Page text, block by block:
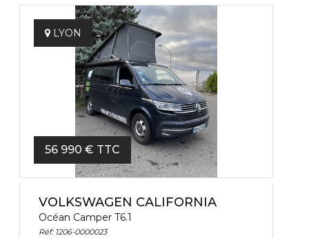
LYON
56 990 € TTC
VOLKSWAGEN CALIFORNIA
Océan Camper T6.1
Réf: 1206-0000023